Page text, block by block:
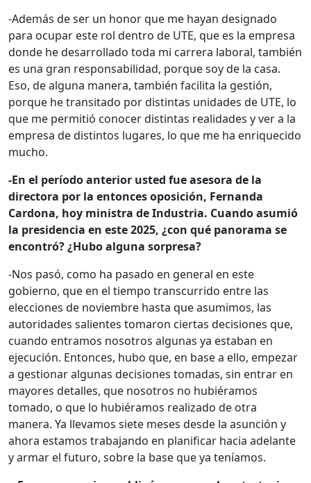
-Además de ser un honor que me hayan designado
para ocupar este rol dentro de UTE, que es la empresa
donde he desarrollado toda mi carrera laboral, también
es una gran responsabilidad, porque soy de la casa.
Eso, de alguna manera, también facilita la gestión,
porque he transitado por distintas unidades de UTE, lo
que me permitió conocer distintas realidades y ver a la
empresa de distintos lugares, lo que me ha enriquecido
mucho.
-En el período anterior usted fue asesora de la
directora por la entonces oposición, Fernanda
Cardona, hoy ministra de Industria. Cuando asumió
la presidencia en este 2025, ¿con qué panorama se
encontró? ¿Hubo alguna sorpresa?
-Nos pasó, como ha pasado en general en este
gobierno, que en el tiempo transcurrido entre las
elecciones de noviembre hasta que asumimos, las
autoridades salientes tomaron ciertas decisiones que,
cuando entramos nosotros algunas ya estaban en
ejecución. Entonces, hubo que, en base a ello, empezar
a gestionar algunas decisiones tomadas, sin entrar en
mayores detalles, que nosotros no hubiéramos
tomado, o que lo hubiéramos realizado de otra
manera. Ya llevamos siete meses desde la asunción y
ahora estamos trabajando en planificar hacia adelante
y armar el futuro, sobre la base que ya teníamos.